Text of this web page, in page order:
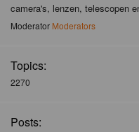
camera's, lenzen, telescopen
Moderator Moderators
Topics:
2270
Posts: